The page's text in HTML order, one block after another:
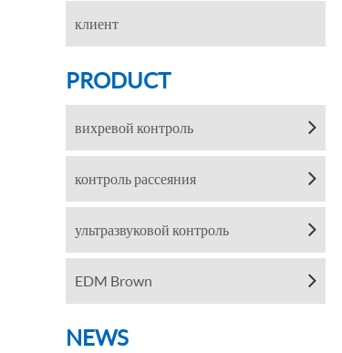
клиент
PRODUCT
вихревой контроль
контроль рассеяния
ультразвуковой контроль
EDM Brown
NEWS